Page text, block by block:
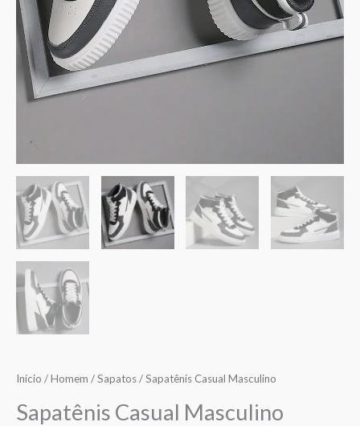
Início /Homem /Sapatos/ Sapatênis Casual Masculino
Sapatênis Casual Masculino